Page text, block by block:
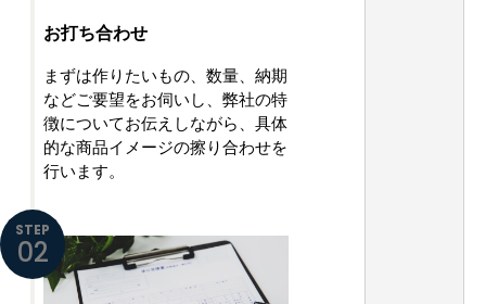
お打ち合わせ
まずは作りたいもの、数量、納期
などご要望をお伺いし、弊社の特
徴についてお伝えしながら、具体
的な商品イメージの擦り合わせを
行います。
STEP
02